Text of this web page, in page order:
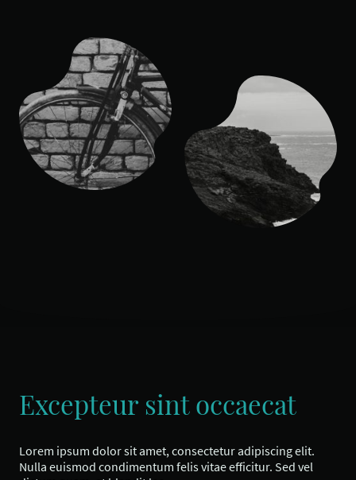
Excepteur sint occaecat
Lorem ipsum dolor sit amet, consectetur adipiscing elit.
Nulla euismod condimentum felis vitae efficitur. Sed vel